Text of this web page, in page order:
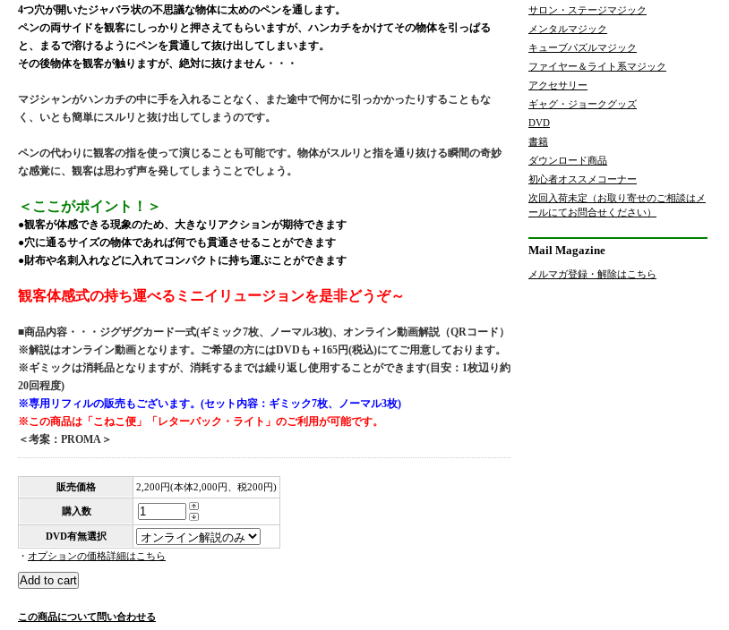
4つ穴が開いたジャバラ状の不思議な物体に太めのペンを通します。
ペンの両サイドを観客にしっかりと押さえてもらいますが、ハンカチをかけてその物体を引っぱる
と、まるで溶けるようにペンを貫通して抜け出してしまいます。
その後物体を観客が触りますが、絶対に抜けません・・・
マジシャンがハンカチの中に手を入れることなく、また途中で何かに引っかかったりすることもな
く、いとも簡単にスルリと抜け出してしまうのです。
ペンの代わりに観客の指を使って演じることも可能です。物体がスルリと指を通り抜ける瞬間の奇妙
な感覚に、観客は思わず声を発してしまうことでしょう。
＜ここがポイント！＞
●観客が体感できる現象のため、大きなリアクションが期待できます
●穴に通るサイズの物体であれば何でも貫通させることができます
●財布や名刺入れなどに入れてコンパクトに持ち運ぶことができます
観客体感式の持ち運べるミニイリュージョンを是非どうぞ～
■商品内容・・・ジグザグカード一式(ギミック7枚、ノーマル3枚)、オンライン動画解説（QRコード）
※解説はオンライン動画となります。ご希望の方にはDVDも＋165円(税込)にてご用意しております。
※ギミックは消耗品となりますが、消耗するまでは繰り返し使用することができます(目安：1枚辺り約
20回程度)
※専用リフィルの販売もございます。(セット内容：ギミック7枚、ノーマル3枚)
※この商品は「こねこ便」「レターパック・ライト」のご利用が可能です。
＜考案：PROMA＞
販売価格 2,200円(本体2,000円、税200円)
購入数
DVD有無選択
・ オプションの価格詳細はこちら
この商品について問い合わせる
サロン・ステージマジック
メンタルマジック
キューブパズルマジック
ファイヤー＆ライト系マジック
アクセサリー
ギャグ・ジョークグッズ
DVD
書籍
ダウンロード商品
初心者オススメコーナー
次回入荷未定（お取り寄せのご相談はメ
ールにてお問合せください）
Mail Magazine
メルマガ登録・解除はこちら